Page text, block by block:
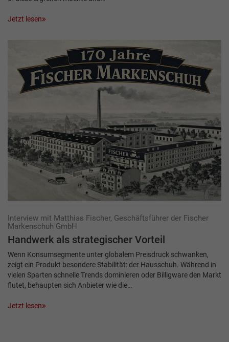
Jetzt lesen
Interview mit Matthias Fischer, Geschäftsführer der Fischer
Markenschuh GmbH
Handwerk als strategischer Vorteil
Wenn Konsumsegmente unter globalem Preisdruck schwanken,
zeigt ein Produkt besondere Stabilität: der Hausschuh. Während in
vielen Sparten schnelle Trends dominieren oder Billigware den Markt
flutet, behaupten sich Anbieter wie die…
Jetzt lesen